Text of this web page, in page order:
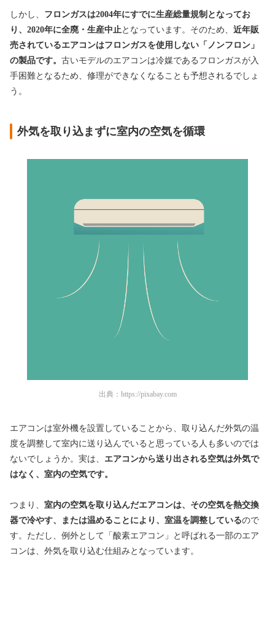
しかし、 フロンガスは2004年にすでに生産総量規制となってお
り、2020年に全廃・生産中止 となっています。そのため、 近年販
売されているエアコンはフロンガスを使用しない「ノンフロン」
の製品です。 古いモデルのエアコンは冷媒であるフロンガスが入
手困難となるため、修理ができなくなることも予想されるでしょ
う。
外気を取り込まずに室内の空気を循環
出典： https://pixabay.com
エアコンは室外機を設置していることから、取り込んだ外気の温
度を調整して室内に送り込んでいると思っている人も多いのでは
ないでしょうか。実は、 エアコンから送り出される空気は外気で
はなく、室内の空気です。
つまり、 室内の空気を取り込んだエアコンは、その空気を熱交換
器で冷やす、または温めることにより、室温を調整しているので
す。ただし、例外として「酸素エアコン」と呼ばれる一部のエア
コンは、外気を取り込む仕組みとなっています。